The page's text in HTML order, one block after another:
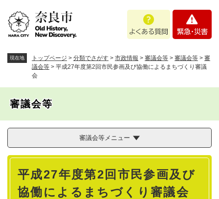
。
あ
問
・
現在地 トップページ > 分類でさがす > 市政情報 > 審議会等 > 審議会等 > 審
議会等 > 平成27年度第2回市民参画及び協働によるまちづくり審議
会
審議会等
審議会等メニュー
本
平成27年度第2回市民参画及び
協働によるまちづくり審議会